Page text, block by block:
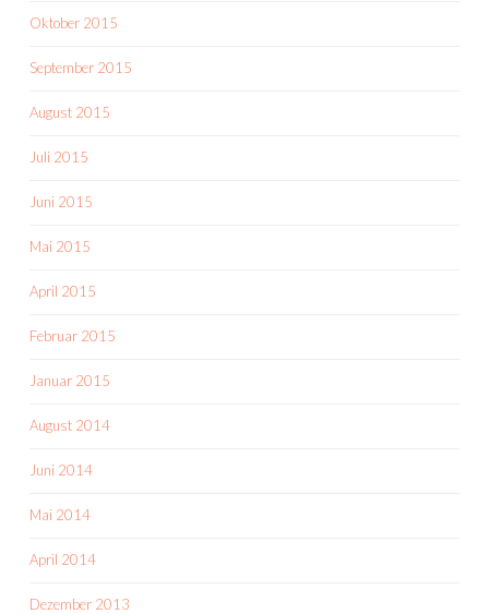
Oktober 2015
September 2015
August 2015
Juli 2015
Juni 2015
Mai 2015
April 2015
Februar 2015
Januar 2015
August 2014
Juni 2014
Mai 2014
April 2014
Dezember 2013